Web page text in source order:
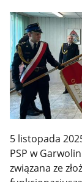
5 listopada
PSP w
związana ze